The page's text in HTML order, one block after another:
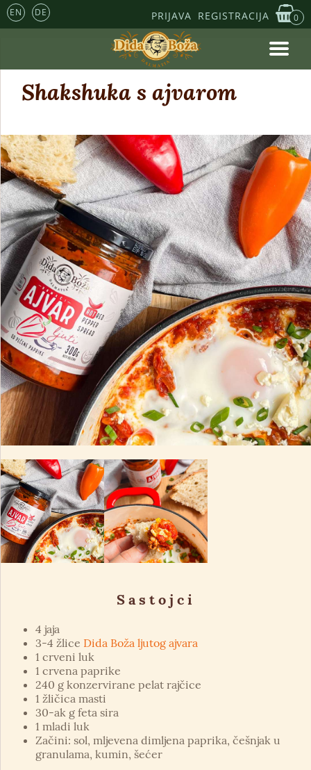
EN DE PRIJAVA REGISTRACIJA 0
Shakshuka s ajvarom
Sastojci
4 jaja
3-4 žlice Dida Boža ljutog ajvara
1 crveni luk
1 crvena paprike
240 g konzervirane pelat rajčice
1 žličica masti
30-ak g feta sira
1 mladi luk
Začini: sol, mljevena dimljena paprika, češnjak u
granulama, kumin, šećer